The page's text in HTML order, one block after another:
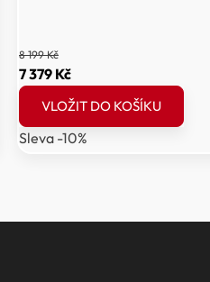
8 199Kč
Původní
cena
byla:
8
7 379 KčAktuální
cena
7
VLOŽIT DO KOŠÍKU
Sleva -10%